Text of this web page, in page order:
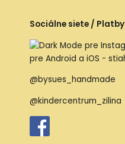
Sociálne siete / Platby
@bysues_handmade
@kindercentrum_zilina